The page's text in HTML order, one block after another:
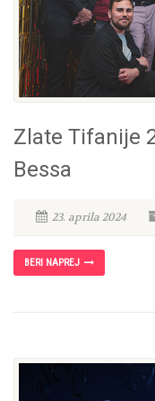
Zlate Tifanije
Bessa
23. aprila 2024
BERI NAPREJ